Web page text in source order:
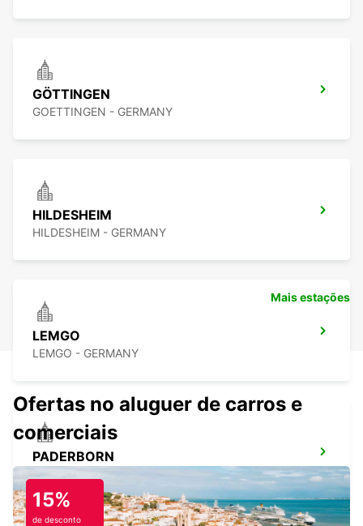
GÖTTINGEN
GOETTINGEN - GERMANY
HILDESHEIM
HILDESHEIM - GERMANY
LEMGO
LEMGO - GERMANY
PADERBORN
PADERBORN - GERMANY
Mais estações
Ofertas no aluguer de carros e
comerciais
15%
de desconto